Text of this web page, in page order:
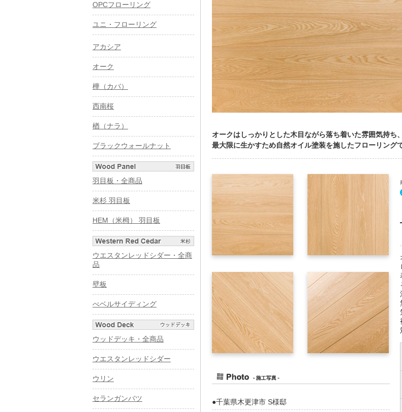
オークはしっかりとした木目ながら落ち着いた雰囲気持
最大限に生かすため自然オイル塗装を施したフローリングで
●千葉県木更津市 S様邸
OPCフローリング
ユニ・フローリング
アカシア
オーク
樺（カバ）
西南桜
楢（ナラ）
ブラックウォールナット
羽目板・全商品
米杉 羽目板
HEM（米栂） 羽目板
ウエスタンレッドシダー・全商
品
壁板
べベルサイディング
ウッドデッキ・全商品
ウエスタンレッドシダー
ウリン
セランガンバツ